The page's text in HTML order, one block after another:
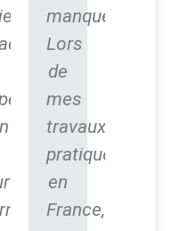
manques.
Lors
de
mes
travaux
pratique
en
France,